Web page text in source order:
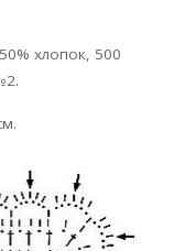
хлопок, 500